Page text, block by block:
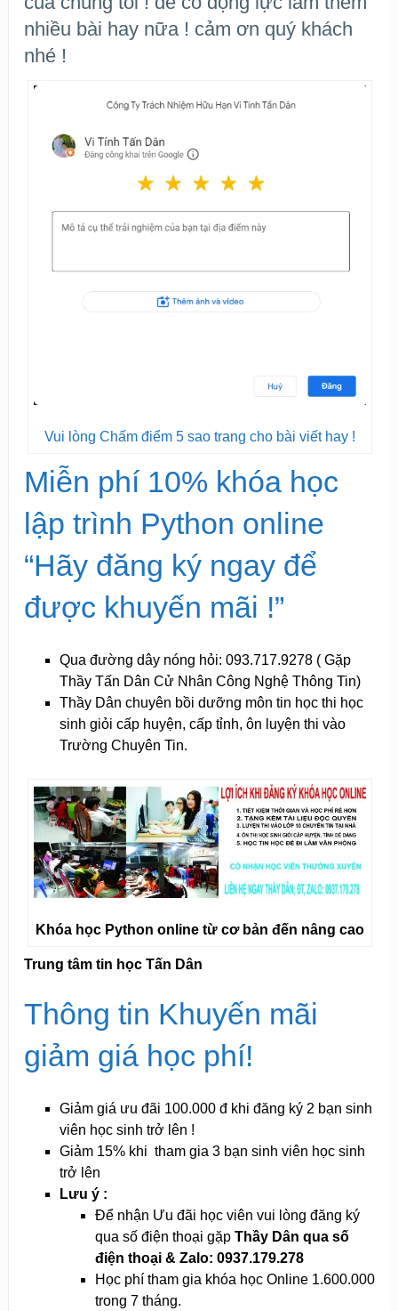
nhiều bài hay nữa ! cảm ơn quý khách
nhé !
Vui lòng Chấm điểm 5 sao trang cho bài viết hay !
Miễn phí 10% khóa học
lập trình Python online
“Hãy đăng ký ngay để
được khuyến mãi !”
Qua đường dây nóng hỏi: 093.717.9278 ( Gặp
Thầy Tấn Dân Cử Nhân Công Nghệ Thông Tin)
Thầy Dân chuyên bồi dưỡng môn tin học thi học
sinh giỏi cấp huyện, cấp tỉnh, ôn luyện thi vào
Trường Chuyên Tin.
Khóa học Python online từ cơ bản đến nâng cao
Trung tâm tin học Tấn Dân
Thông tin Khuyến mãi
giảm giá học phí!
Giảm giá ưu đãi 100.000 đ khi đăng ký 2 bạn sinh
viên học sinh trở lên !
Giảm 15% khi tham gia 3 bạn sinh viên học sinh
trở lên
Lưu ý :
Để nhận Ưu đãi học viên vui lòng đăng ký
qua số điện thoại gặp Thầy Dân qua số
điện thoại & Zalo: 0937.179.278
Học phí tham gia khóa học Online 1.600.000
trong 7 tháng.